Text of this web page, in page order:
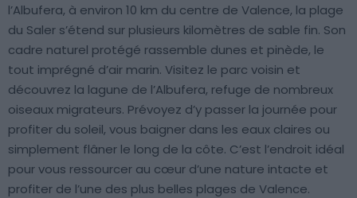
l’Albufera, à environ 10 km du centre de Valence, la plage
du Saler s’étend sur plusieurs kilomètres de sable fin. Son
cadre naturel protégé rassemble dunes et pinède, le
tout imprégné d’air marin. Visitez le parc voisin et
découvrez la lagune de l’Albufera, refuge de nombreux
oiseaux migrateurs. Prévoyez d’y passer la journée pour
profiter du soleil, vous baigner dans les eaux claires ou
simplement flâner le long de la côte. C’est l’endroit idéal
pour vous ressourcer au cœur d’une nature intacte et
profiter de l’une des plus belles plages de Valence.